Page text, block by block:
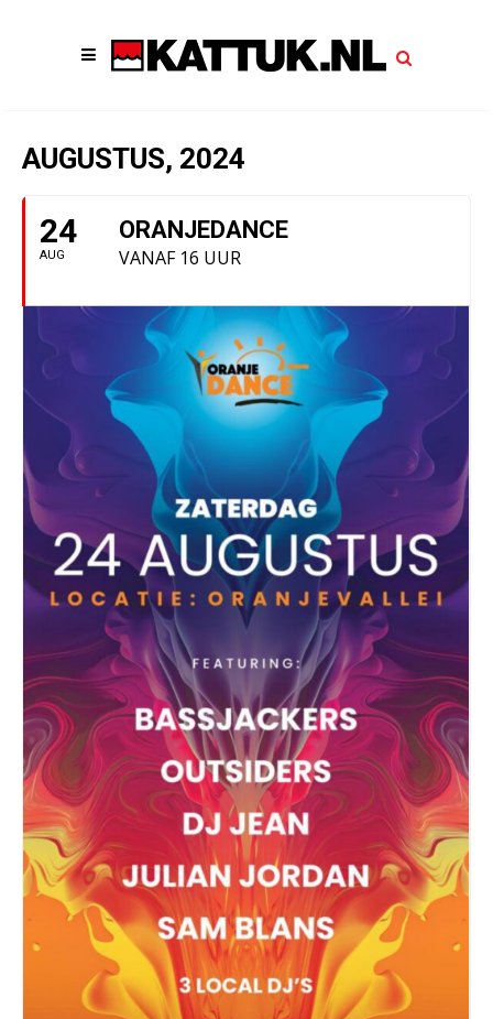
AUGUSTUS, 2024
24
AUG
ORANJEDANCE
VANAF 16 UUR